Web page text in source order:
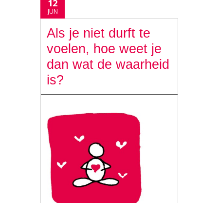
12
JUN
Als je niet durft te
voelen, hoe weet je
dan wat de waarheid
is?